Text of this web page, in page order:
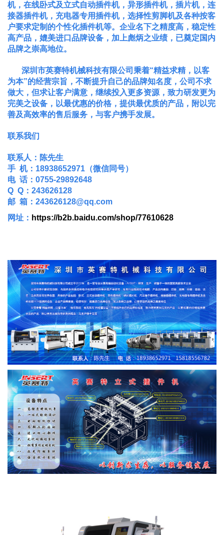
机，在线卧式及立式自动插件机，异形插件机，插片机，连
接器插件机，充电器专用插件机，选择性剪脚机及各种按客
户要求定制的个性化插件机等。企业名下之精度高，稳定性
高产品，媲美进口品牌设备，加上彪炳之业绩，已奠定国内
品牌之崇高地位。
深圳市英赛特机械科技有限公司秉着“精益求精，以客
为本”的经营宗旨，不断提升自己的品牌知名度，公司不求
做大，但求让客户满意，继续投入更多资源，致力研发更为
完美之设备，以最优惠的价格，提供最优质的产品，附以完
善及高效率的售后服务，与客户携手发展。
联系我们
联系人：陈先生
手 机：18938652971（微信同号）
电 话：0755-29892648
Q Q：243626128
邮 箱：243626128@qq.com
网址： https://b2b.baidu.com/shop/77610628